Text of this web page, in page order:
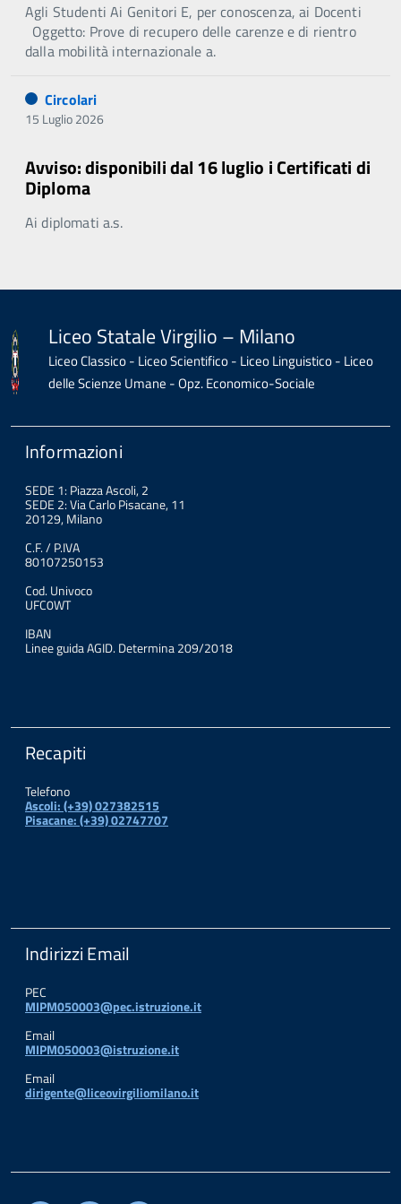
Agli Studenti Ai Genitori E, per conoscenza, ai Docenti
Oggetto: Prove di recupero delle carenze e di rientro
dalla mobilità internazionale a.
Circolari
15 Luglio 2026
Avviso: disponibili dal 16 luglio i Certificati di
Diploma
Ai diplomati a.s.
Liceo Statale Virgilio – Milano
Liceo Classico - Liceo Scientifico - Liceo Linguistico - Liceo
delle Scienze Umane - Opz. Economico-Sociale
Informazioni
SEDE 1: Piazza Ascoli, 2
SEDE 2: Via Carlo Pisacane, 11
20129, Milano
C.F. / P.IVA
80107250153
Cod. Univoco
UFC0WT
IBAN
Linee guida AGID. Determina 209/2018
Recapiti
Telefono
Ascoli: (+39) 027382515
Pisacane: (+39) 02747707
Indirizzi Email
PEC
MIPM050003@pec.istruzione.it
Email
MIPM050003@istruzione.it
Email
dirigente@liceovirgiliomilano.it